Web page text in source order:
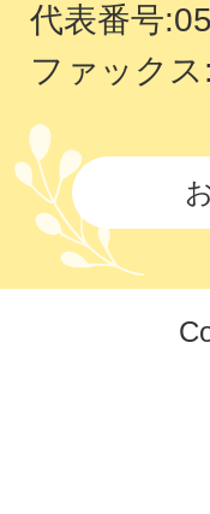
代表番号
ファック